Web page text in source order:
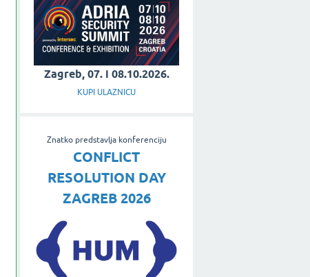
Zagreb, 07. i 08.10.2026.
KUPI ULAZNICU
Znatko predstavlja konferenciju
CONFLICT
RESOLUTION DAY
ZAGREB 2026